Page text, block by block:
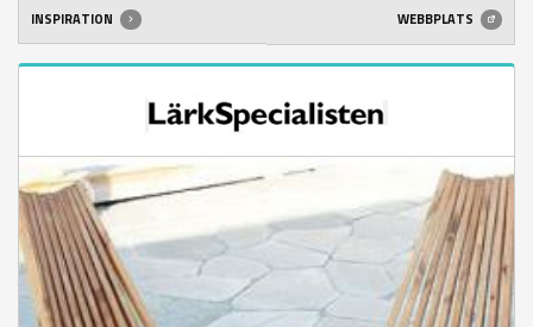
INSPIRATION WEBBPLATS